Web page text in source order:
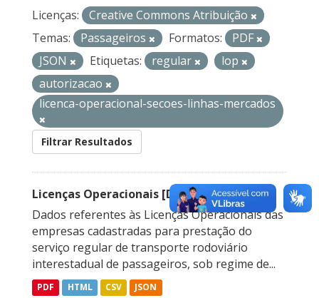
Licenças:
Creative Commons Atribuição
Temas:
Passageiros Formatos:
PDF
JSON
Etiquetas: regular
lop
autorizacao
licenca-operacional-secoes-linhas-mercados
Filtrar Resultados
Licenças Operacionais [Descontinuado]
Dados referentes às Licenças Operacionais das
empresas cadastradas para prestação do
serviço regular de transporte rodoviário
interestadual de passageiros, sob regime de...
PDF HTML CSV JSON